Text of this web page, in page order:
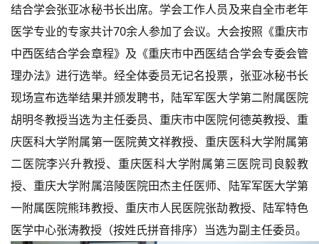
结合学会张亚冰秘书长出席。学会工作人员及来自全市老年
医学专业的专家共计70余人参加了会议。大会按照《重庆市
中西医结合学会章程》及《重庆市中西医结合学会专委会管
理办法》进行选举。经全体委员无记名投票，张亚冰秘书长
现场宣布选举结果并颁发聘书，陆军军医大学第二附属医院
胡明冬教授当选为主任委员、重庆市中医院何德英教授、重
庆医科大学附属第一医院黄文祥教授、重庆医科大学附属第
二医院李兴升教授、重庆医科大学附属第三医院司良毅教
授、重庆大学附属涪陵医院田杰主任医师、陆军军医大学第
一附属医院熊玮教授、重庆市人民医院张劼教授、陆军特色
医学中心张涛教授（按姓氏拼音排序）当选为副主任委员。